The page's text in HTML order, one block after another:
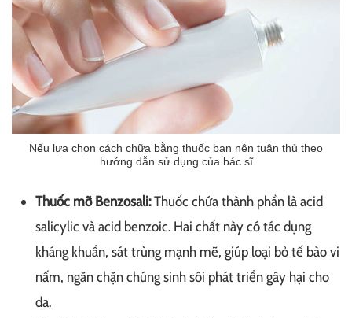
Nếu lựa chọn cách chữa bằng thuốc bạn nên tuân thủ theo
hướng dẫn sử dụng của bác sĩ
Thuốc mỡ Benzosali:Thuốc chứa thành phần là acid
salicylic và acid benzoic. Hai chất này có tác dụng
kháng khuẩn, sát trùng mạnh mẽ, giúp loại bỏ tế bào vi
nấm, ngăn chặn chúng sinh sôi phát triển gây hại cho
da.